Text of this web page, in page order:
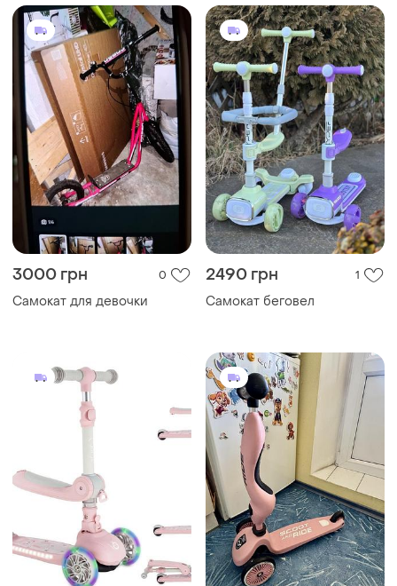
3000 грн 0
Самокат для девочки
2490 грн 1
Самокат беговел